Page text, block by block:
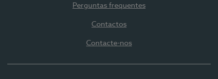
Perguntas frequentes
Contactos
Contacte-nos